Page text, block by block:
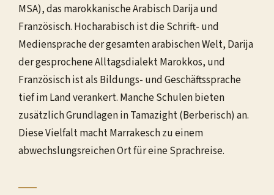
MSA), das marokkanische Arabisch Darija und
Französisch. Hocharabisch ist die Schrift- und
Mediensprache der gesamten arabischen Welt, Darija
der gesprochene Alltagsdialekt Marokkos, und
Französisch ist als Bildungs- und Geschäftssprache
tief im Land verankert. Manche Schulen bieten
zusätzlich Grundlagen in Tamazight (Berberisch) an.
Diese Vielfalt macht Marrakesch zu einem
abwechslungsreichen Ort für eine Sprachreise.